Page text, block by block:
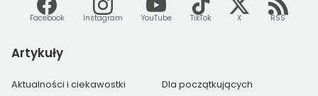
Facebook Instagram YouTube TikTok X RSS
Artykuły
Aktualności i ciekawostki Dla początkujących